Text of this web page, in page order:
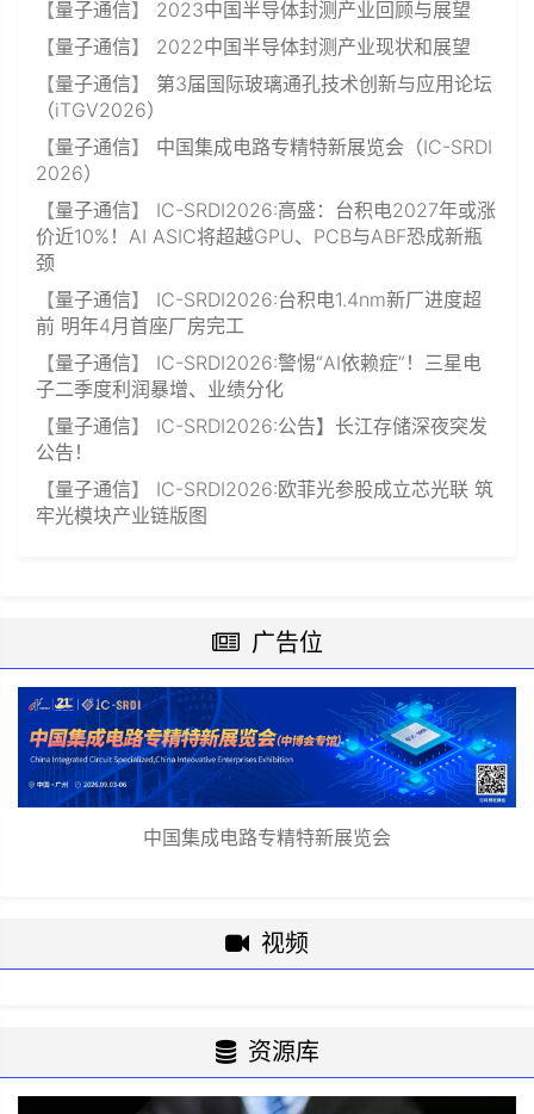
【量子通信】 2023中国半导体封测产业回顾与展望
【量子通信】 2022中国半导体封测产业现状和展望
【量子通信】 第3届国际玻璃通孔技术创新与应用论坛
（iTGV2026）
【量子通信】 中国集成电路专精特新展览会（IC-SRDI
2026）
【量子通信】 IC-SRDI2026:高盛：台积电2027年或涨
价近10%！AI ASIC将超越GPU、PCB与ABF恐成新瓶
颈
【量子通信】 IC-SRDI2026:台积电1.4nm新厂进度超
前 明年4月首座厂房完工
【量子通信】 IC-SRDI2026:警惕“AI依赖症”！三星电
子二季度利润暴增、业绩分化
【量子通信】 IC-SRDI2026:公告】长江存储深夜突发
公告！
【量子通信】 IC-SRDI2026:欧菲光参股成立芯光联 筑
牢光模块产业链版图
广告位
中国集成电路专精特新展览会
视频
资源库